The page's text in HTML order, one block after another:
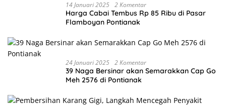
14 Januari 2025 2 Komentar
Harga Cabai Tembus Rp 85 Ribu di Pasar
Flamboyan Pontianak
24 Januari 2025 2 Komentar
39 Naga Bersinar akan Semarakkan Cap Go
Meh 2576 di Pontianak